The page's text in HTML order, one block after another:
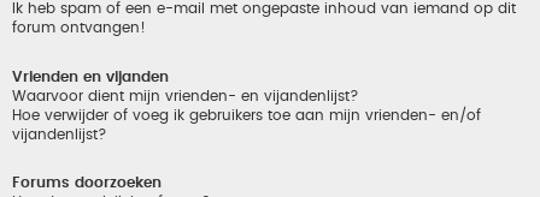
Ik heb spam of een e-mail met ongepaste inhoud van iemand op dit
forum ontvangen!
Vrienden en vijanden
Waarvoor dient mijn vrienden- en vijandenlijst?
Hoe verwijder of voeg ik gebruikers toe aan mijn vrienden- en/of
vijandenlijst?
Forums doorzoeken